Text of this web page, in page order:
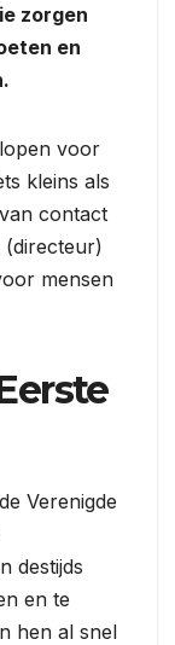
zorgen
en
voor
kleins als
contact
(directeur)
mensen
Verenigde
destijds
en te
hen al snel